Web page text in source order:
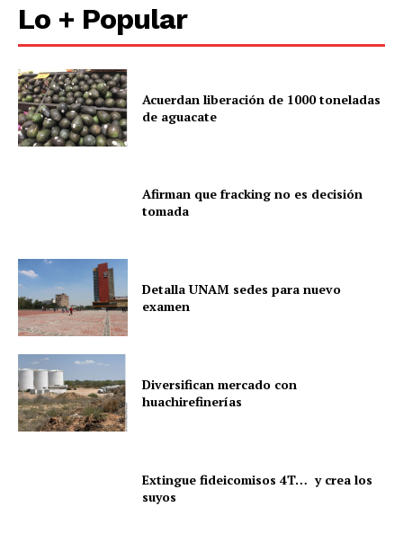
Lo + Popular
Acuerdan liberación de 1000 toneladas
de aguacate
Afirman que fracking no es decisión
tomada
Detalla UNAM sedes para nuevo
examen
Diversifican mercado con
huachirefinerías
Extingue fideicomisos 4T… y crea los
suyos